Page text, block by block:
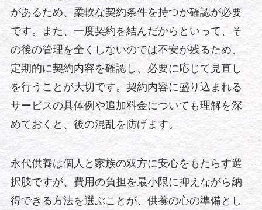
があるため、柔軟な契約条件を持つか確認が必要
です。また、一度契約を結んだからといって、そ
の後の管理を全くしないのでは不安が残るため、
定期的に契約内容を確認し、必要に応じて見直し
を行うことが大切です。契約内容に盛り込まれる
サービスの具体例や追加料金についても理解を深
めておくと、後の混乱を防げます。
永代供養は個人と家族の双方に安心をもたらす選
択肢ですが、費用の負担を最小限に抑えながら納
得できる方法を選ぶことが、供養の心の準備とし